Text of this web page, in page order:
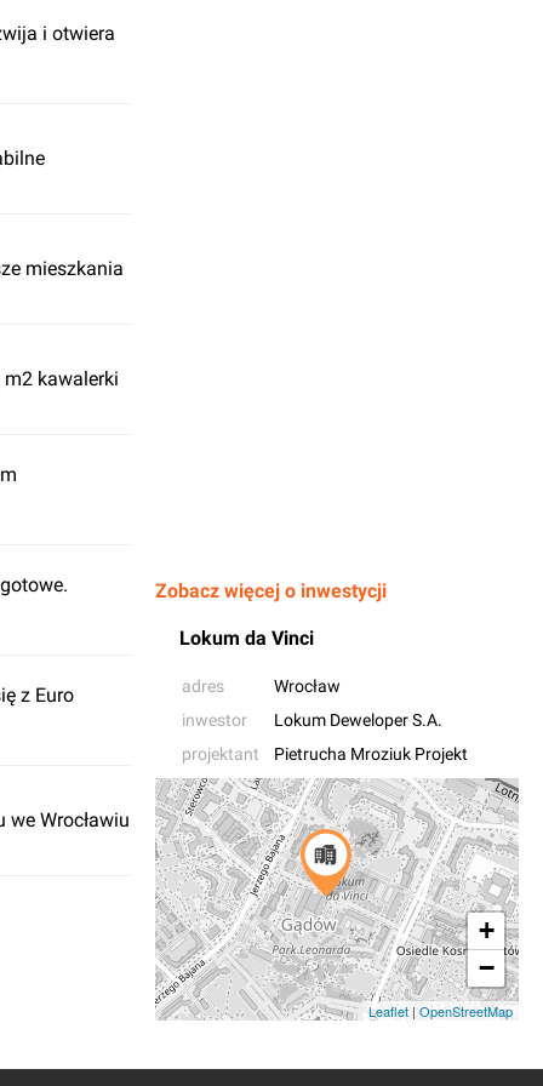
i otwiera
mieszkania
m2 kawalerki
z Euro
we Wrocławiu
Zobacz więcej o inwestycji
Lokum da Vinci
adres
Wrocław
inwestor
Lokum Deweloper S.A.
projektant
Pietrucha Mroziuk Projekt
+
−
Leaflet |OpenStreetMap